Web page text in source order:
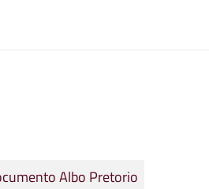
Albo Pretorio